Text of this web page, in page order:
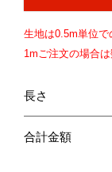
生地は0.5m単位で
1mご注文の場合
長さ
合計金額